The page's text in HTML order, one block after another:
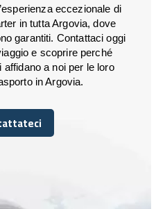
eccezionale di
in tutta Argovia, dove
garantiti. Contattaci oggi
e scoprire perché
affidano a noi per le loro
in Argovia.